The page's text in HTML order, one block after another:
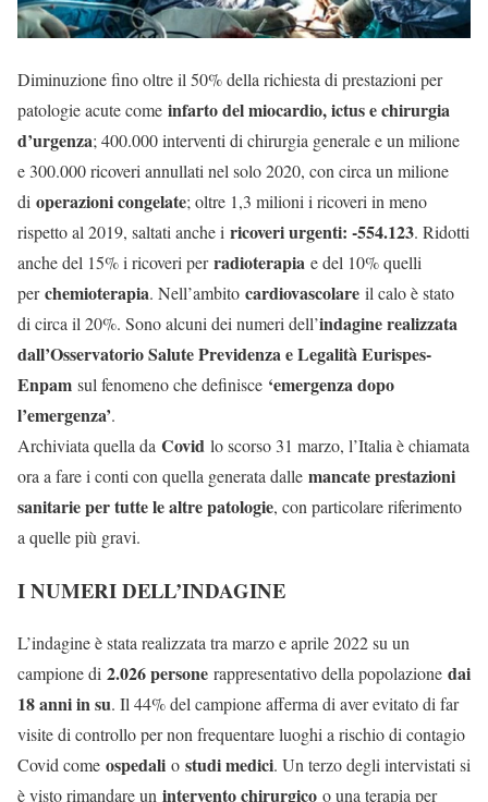
Diminuzione fino oltre il 50% della richiesta di prestazioni per
patologie acute come infarto del miocardio, ictus e chirurgia
d’urgenza; 400.000 interventi di chirurgia generale e un milione
e 300.000 ricoveri annullati nel solo 2020, con circa un milione
di operazioni congelate; oltre 1,3 milioni i ricoveri in meno
rispetto al 2019, saltati anche i ricoveri urgenti: -554.123. Ridotti
anche del 15% i ricoveri perradioterapia e del 10% quelli
perchemioterapia. Nell’ambito cardiovascolare il calo è stato
di circa il 20%. Sono alcuni dei numeri dell’indagine realizzata
dall’Osservatorio Salute Previdenza e Legalità Eurispes-
Enpam sul fenomeno che definisce ‘emergenza dopo
l’emergenza’.
Archiviata quella da Covid lo scorso 31 marzo, l’Italia è chiamata
ora a fare i conti con quella generata dalle mancate prestazioni
sanitarie per tutte le altre patologie, con particolare riferimento
a quelle più gravi.
I NUMERI DELL’INDAGINE
L’indagine è stata realizzata tra marzo e aprile 2022 su un
campione di 2.026 persone rappresentativo della popolazione dai
18 anni in su. Il 44% del campione afferma di aver evitato di far
visite di controllo per non frequentare luoghi a rischio di contagio
Covid come ospedali o studi medici. Un terzo degli intervistati si
è visto rimandare un intervento chirurgico o una terapia per